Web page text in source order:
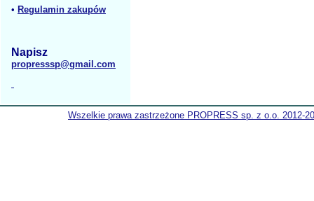
• Regulamin zakupów
Napisz
propresssp@gmail.com
Wszelkie prawa zastrzeżone PROPRESS sp. z o.o. 2012-